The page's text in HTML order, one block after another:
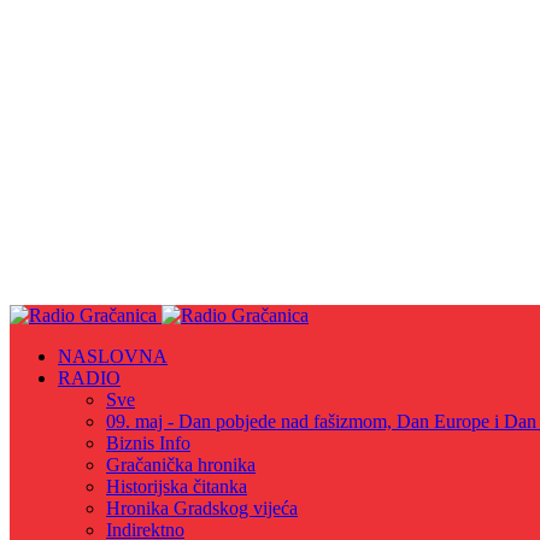
NASLOVNA
RADIO
Sve
09. maj - Dan pobjede nad fašizmom, Dan Europe i
Biznis Info
Gračanička hronika
Historijska čitanka
Hronika Gradskog vijeća
Indirektno